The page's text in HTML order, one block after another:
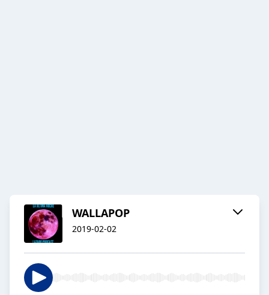
WALLAPOP
2019-02-02